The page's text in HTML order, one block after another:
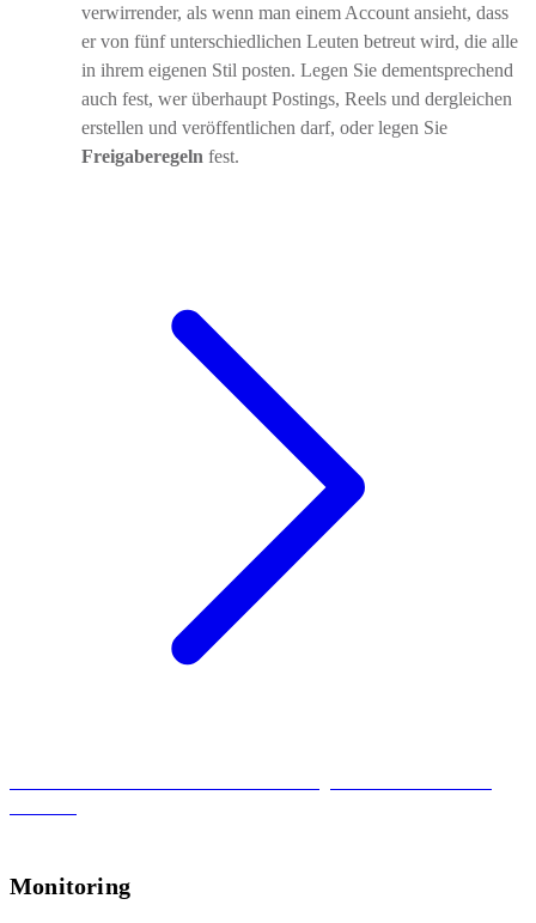
verwirrender, als wenn man einem Account ansieht, dass
er von fünf unterschiedlichen Leuten betreut wird, die alle
in ihrem eigenen Stil posten. Legen Sie dementsprechend
auch fest, wer überhaupt Postings, Reels und dergleichen
erstellen und veröffentlichen darf, oder legen Sie
Freigaberegeln fest.
Monitoring